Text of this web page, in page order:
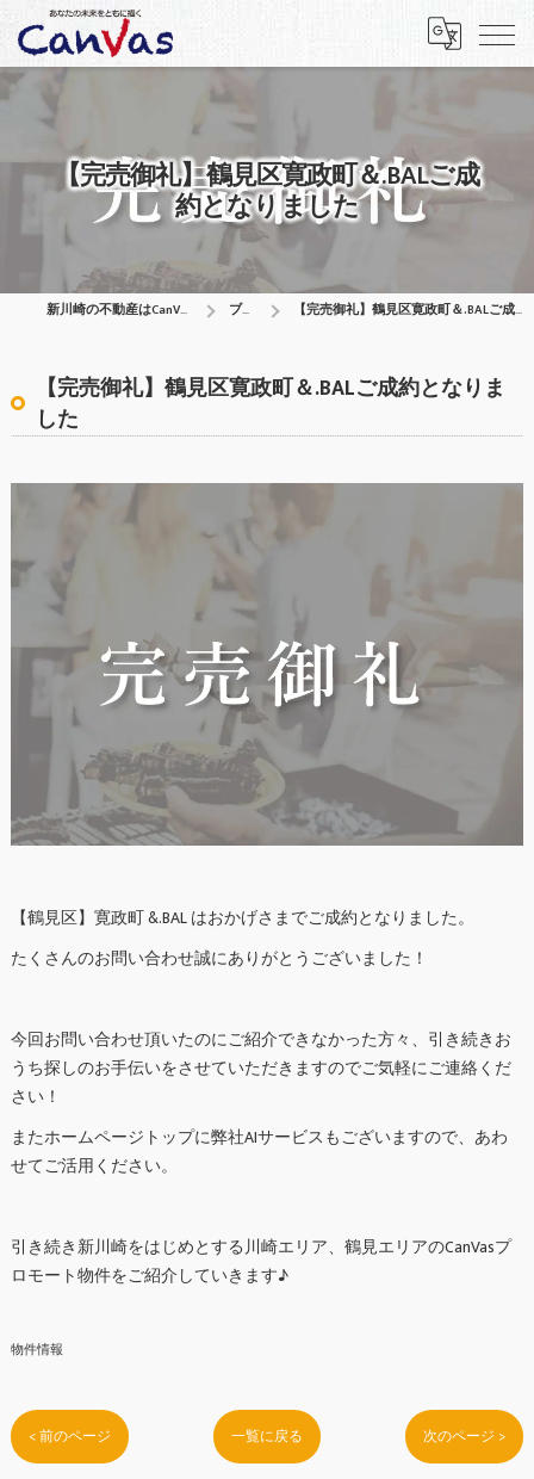
【完売御礼】鶴見区寛政町＆.BALご成
約となりました
新川崎の不動産はCanVas合同会社 ブログ 【完売御礼】鶴見区寛政町＆.BALご成約となりました
【完売御礼】鶴見区寛政町＆.BALご成約となりま
した
【鶴見区】寛政町 &.BAL はおかげさまでご成約となりました。
たくさんのお問い合わせ誠にありがとうございました！
今回お問い合わせ頂いたのにご紹介できなかった方々、引き続きお
うち探しのお手伝いをさせていただきますのでご気軽にご連絡くだ
さい！
またホームページトップに弊社AIサービスもございますので、あわ
せてご活用ください。
引き続き新川崎をはじめとする川崎エリア、鶴見エリアのCanVasプ
ロモート物件をご紹介していきます♪
物件情報
< 前のページ 一覧に戻る 次のページ >